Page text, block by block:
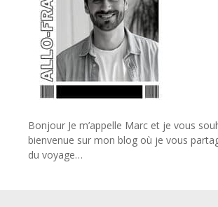
Bonjour Je m’appelle Marc et je vous
bienvenue sur mon blog où je vous
du voyage…